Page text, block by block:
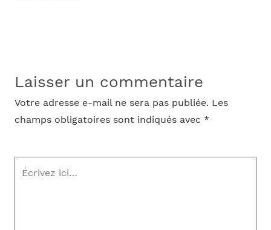
Laisser un commentaire
Votre adresse e-mail ne sera pas publiée. Les
champs obligatoires sont indiqués avec *
Écrivez